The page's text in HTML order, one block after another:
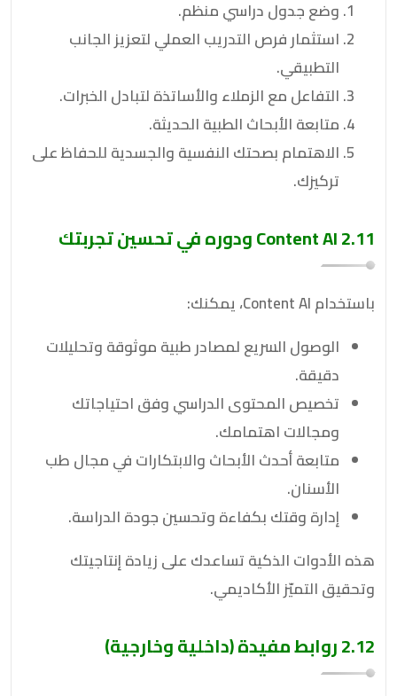
وضع جدول دراسي منظم.
استثمار فرص التدريب العملي لتعزيز الجانب
التطبيقي.
التفاعل مع الزملاء والأساتذة لتبادل الخبرات.
متابعة الأبحاث الطبية الحديثة.
الاهتمام بصحتك النفسية والجسدية للحفاظ على
تركيزك.
2.11 Content AI ودوره في تحسين تجربتك
باستخدام Content AI، يمكنك:
الوصول السريع لمصادر طبية موثوقة وتحليلات
دقيقة.
تخصيص المحتوى الدراسي وفق احتياجاتك
ومجالات اهتمامك.
متابعة أحدث الأبحاث والابتكارات في مجال طب
الأسنان.
إدارة وقتك بكفاءة وتحسين جودة الدراسة.
هذه الأدوات الذكية تساعدك على زيادة إنتاجيتك
وتحقيق التميّز الأكاديمي.
2.12 روابط مفيدة (داخلية وخارجية)